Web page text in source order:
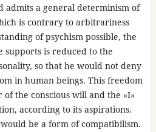
admits a general determinism of
is contrary to arbitrariness
of psychism possible, the
is reduced to the
so that he would not deny
in human beings. This freedom
the conscious will and the «I»
according to its aspirations.
be a form of compatibilism.